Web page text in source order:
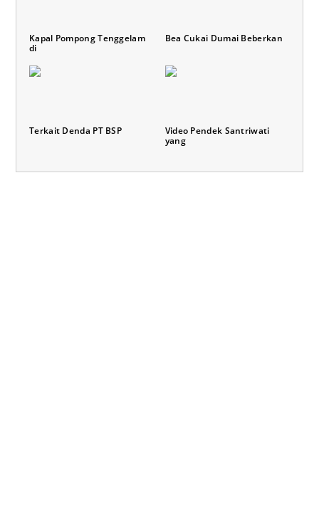
Kapal Pompong Tenggelam
di
Bea Cukai Dumai Beberkan
Terkait Denda PT BSP
Video Pendek Santriwati
yang